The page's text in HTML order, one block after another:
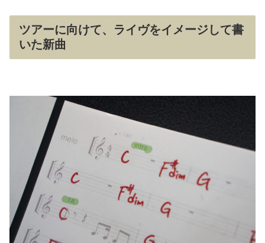
ツアーに向けて、ライヴをイメージして書
いた新曲